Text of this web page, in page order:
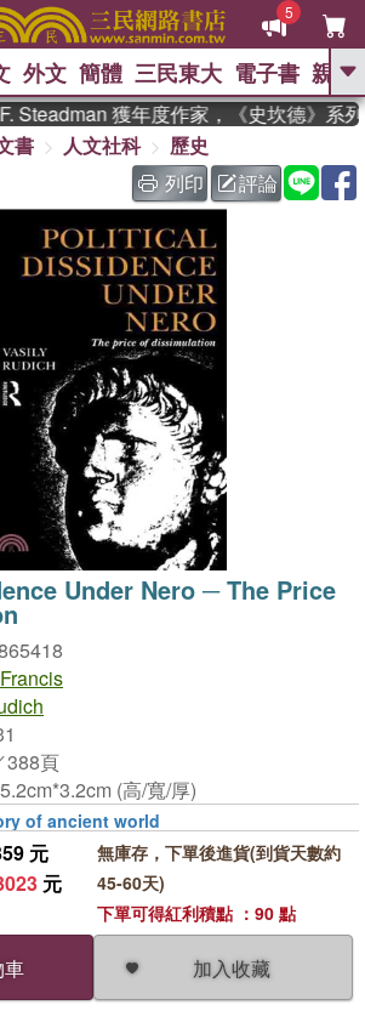
5
GO
熱搜： 東野圭吾 、
、 如果歷史是一群喵 、 暑期
國際布克獎 臺灣漫遊錄 、 方
念華
、 台灣的李登輝時代
孩：黎曼猜想 、 偉大的迷走神經
外文 簡體 三民東大 電子書 親子
獲年度作家，《史坎德》系列
書 人文社科
歷史
列印
評論
Under Nero ─ The Price
388頁
(高/寬/厚)
元
元
車 加入收藏
無庫存，下單後進貨(到貨天數約
45-60天)
下單可得紅利積點 ：90 點
of ancient world